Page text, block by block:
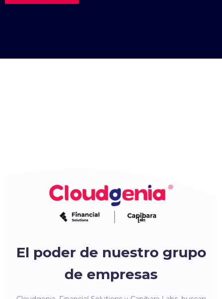
El poder de nuestro grupo
de empresas